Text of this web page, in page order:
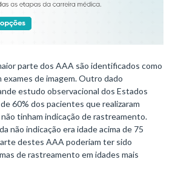
parte dos AAA são identificados como
de imagem. Outro dado
estudo observacional dos Estados
60% dos pacientes que realizaram
tinham indicação de rastreamento.
não indicação era idade acima de 75
destes AAA poderiam ter sido
de rastreamento em idades mais